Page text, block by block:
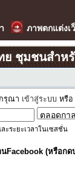
ภาพตกแต่งเ
ชุมชนสำห
กรุณา เข้าสู่ระบบ หรือ
ะระยะเวลาในเซสชั่น
Facebook (หรือก